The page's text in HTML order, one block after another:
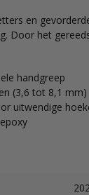
en
Door het
handgreep
(3,6 tot 8,1 mm)
uitwendige